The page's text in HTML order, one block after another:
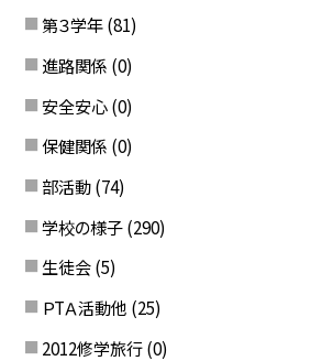
第３学年 (81)
進路関係 (0)
安全安心 (0)
保健関係 (0)
部活動 (74)
学校の様子 (290)
生徒会 (5)
ＰTＡ活動他 (25)
2012修学旅行 (0)